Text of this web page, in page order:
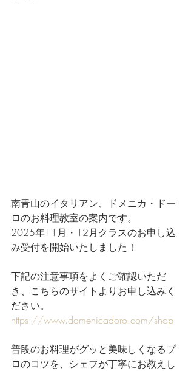
南青山のイタリアン、ドメニカ・ドー
ロのお料理教室の案内です。
2025年11月・12月クラスのお申し込
み受付を開始いたしました！
下記の注意事項をよくご確認いただ
き、こちらのサイトよりお申し込みく
ださい。
https://www.domenicadoro.com/shop
普段のお料理がグッと美味しくなるプ
ロのコツを、シェフが丁寧にお教えし